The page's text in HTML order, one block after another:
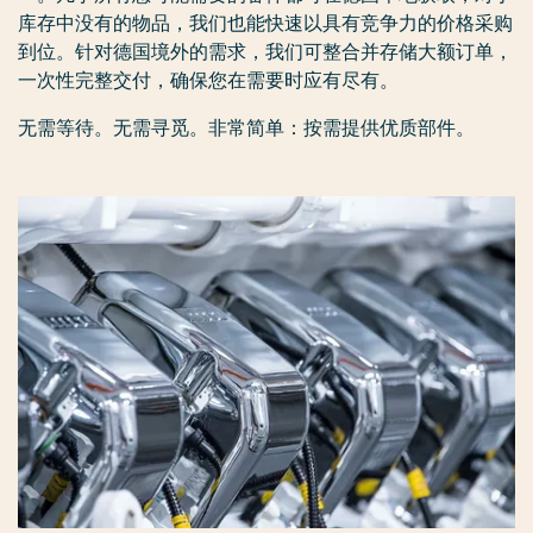
库存中没有的物品，我们也能快速以具有竞争力的价格采购
到位。针对德国境外的需求，我们可整合并存储大额订单，
一次性完整交付，确保您在需要时应有尽有。
无需等待。无需寻觅。非常简单：按需提供优质部件。